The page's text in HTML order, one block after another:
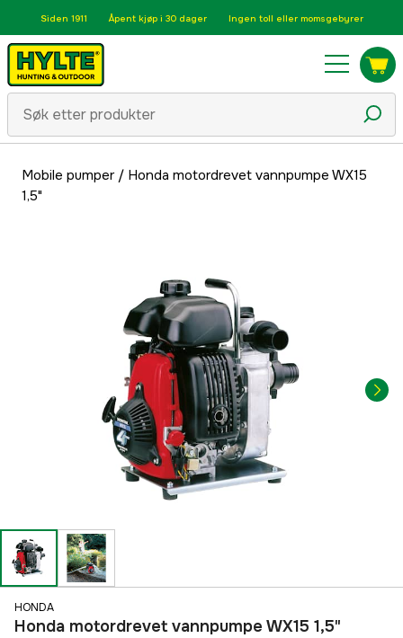
Siden 1911 Åpent kjøp i 30 dager Ingen toll eller momsgebyrer
Mobile pumper/ Honda motordrevet vannpumpe WX15
1,5"
HONDA
Honda motordrevet vannpumpe WX15 1,5"